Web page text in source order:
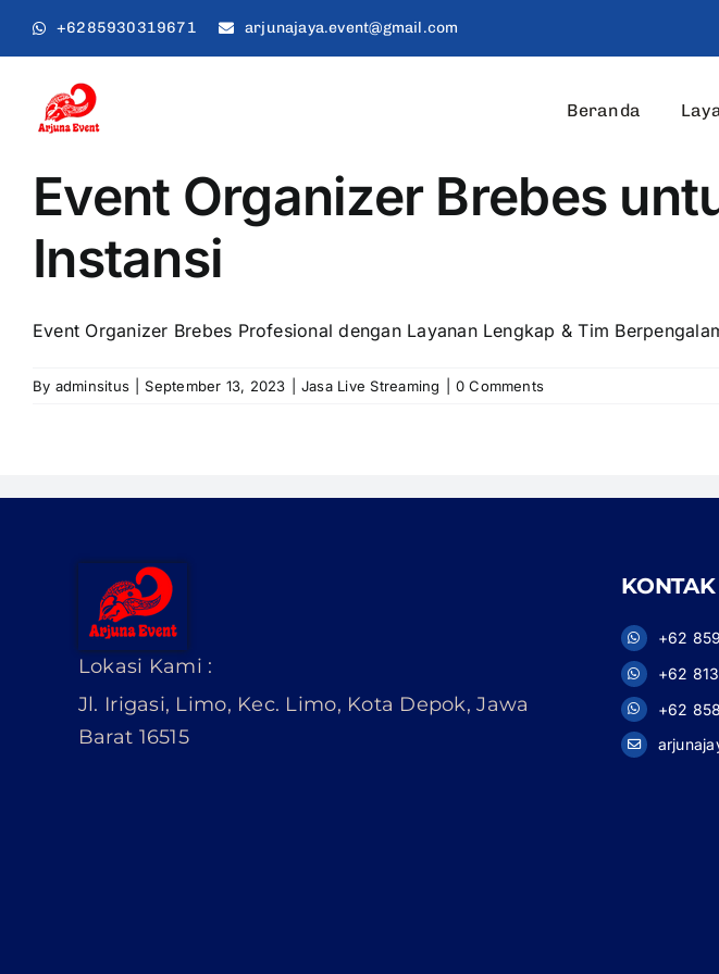
+6285930319671 arjunajaya.event@gmail.com
Beranda
Event Organizer Brebes
Instansi
Event Organizer Brebes Profesional dengan Layanan Lengkap & Tim
By adminsitus September 13, 2023 Jasa Live Streaming 0 Comments
Lokasi Kami :
Jl. Irigasi, Limo, Kec. Limo, Kota Depok, Jawa
Barat 16515
KONTAK
+62
+62
+62